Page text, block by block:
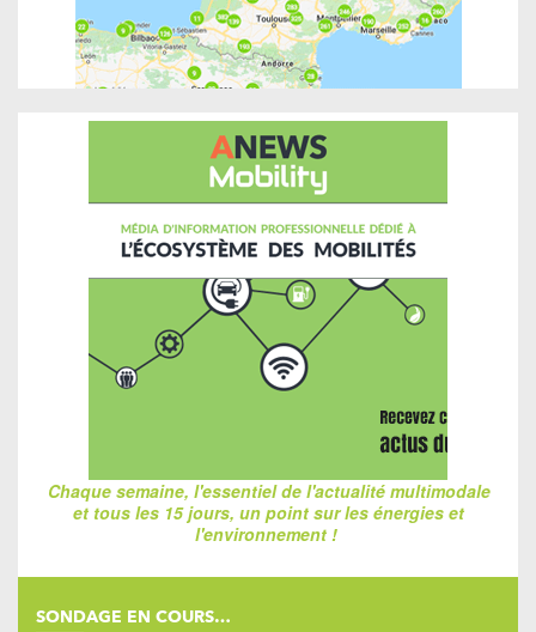
Chaque semaine, l'essentiel de l'actualité multimodale
et tous les 15 jours, un point sur les énergies et
l'environnement !
SONDAGE EN COURS…